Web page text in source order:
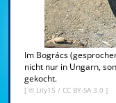
Im Bogrács
nicht nur in Ungarn,
gekocht.
[ © Lily15 / CC BY-SA 3.0 ]